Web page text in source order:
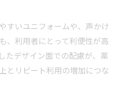
すいユニフォームや、声かけ
、利用者にとって利便性が高
たデザイン面での配慮が、薬
とリピート利用の増加につな